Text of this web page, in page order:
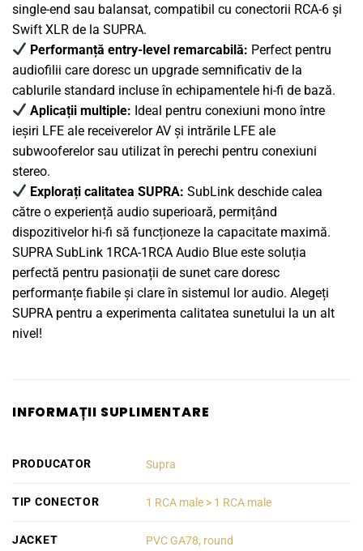
single-end sau balansat, compatibil cu conectorii RCA-6 și
Swift XLR de la SUPRA.
Performanță entry-level remarcabilă: Perfect pentru
audiofilii care doresc un upgrade semnificativ de la
cablurile standard incluse în echipamentele hi-fi de bază.
Aplicații multiple: Ideal pentru conexiuni mono între
ieșiri LFE ale receiverelor AV și intrările LFE ale
subwooferelor sau utilizat în perechi pentru conexiuni
stereo.
Explorați calitatea SUPRA: SubLink deschide calea
către o experiență audio superioară, permițând
dispozitivelor hi-fi să funcționeze la capacitate maximă.
SUPRA SubLink 1RCA-1RCA Audio Blue este soluția
perfectă pentru pasionații de sunet care doresc
performanțe fiabile și clare în sistemul lor audio. Alegeți
SUPRA pentru a experimenta calitatea sunetului la un alt
nivel!
INFORMAȚII SUPLIMENTARE
PRODUCATOR Supra
TIP CONECTOR 1 RCA male > 1 RCA male
JACKET PVC GA78, round